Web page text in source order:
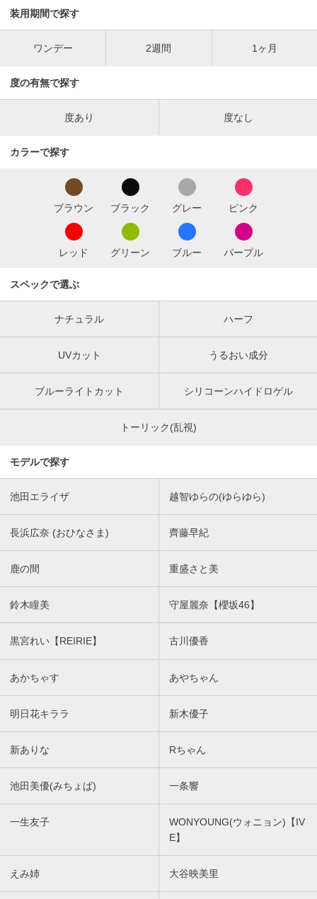
装用期間で探す
ワンデー 2週間 1ヶ月
度の有無で探す
度あり 度なし
カラーで探す
ブラウン ブラック グレー ピンク
レッド グリーン ブルー パープル
スペックで選ぶ
ナチュラル ハーフ
UVカット うるおい成分
ブルーライトカット シリコーンハイドロゲル
トーリック(乱視)
モデルで探す
池田エライザ 越智ゆらの(ゆらゆら)
長浜広奈 (おひなさま) 齊藤早紀
鹿の間 重盛さと美
鈴木瞳美 守屋麗奈【櫻坂46】
黒宮れい【REIRIE】 古川優香
あかちゃす あやちゃん
明日花キララ 新木優子
新ありな Rちゃん
池田美優(みちょぱ) 一条響
一生友子
WONYOUNG(ウォニョン)【IV
E】
えみ姉 大谷映美里